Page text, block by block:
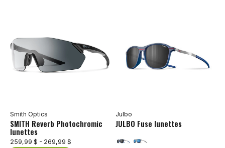
Smith Optics
SMITH Reverb Photochromic
lunettes
259,99 $ - 269,99 $
Julbo
JULBO Fuse lunettes